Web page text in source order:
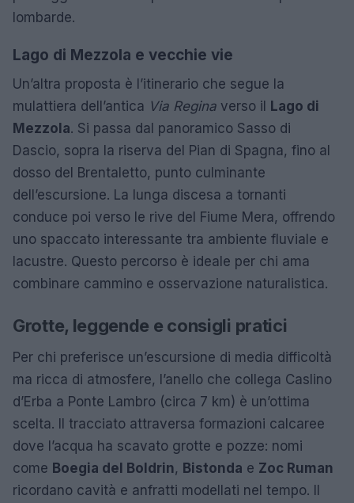
lombarde.
Lago di Mezzola e vecchie vie
Un’altra proposta è l’itinerario che segue la
mulattiera dell’antica Via Regina verso il Lago di
Mezzola. Si passa dal panoramico Sasso di
Dascio, sopra la riserva del Pian di Spagna, fino al
dosso del Brentaletto, punto culminante
dell’escursione. La lunga discesa a tornanti
conduce poi verso le rive del Fiume Mera, offrendo
uno spaccato interessante tra ambiente fluviale e
lacustre. Questo percorso è ideale per chi ama
combinare cammino e osservazione naturalistica.
Grotte, leggende e consigli pratici
Per chi preferisce un’escursione di media difficoltà
ma ricca di atmosfere, l’anello che collega Caslino
d’Erba a Ponte Lambro (circa 7 km) è un’ottima
scelta. Il tracciato attraversa formazioni calcaree
dove l’acqua ha scavato grotte e pozze: nomi
come Boegia del Boldrin, Bistonda e Zoc Ruman
ricordano cavità e anfratti modellati nel tempo. Il